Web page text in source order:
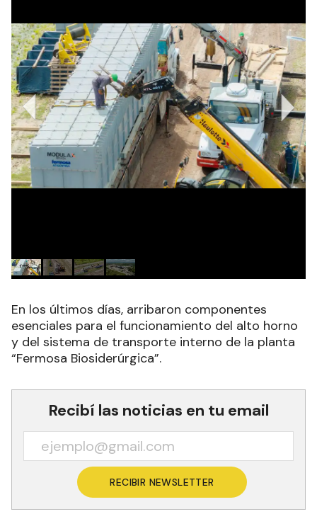
En los últimos días, arribaron componentes
esenciales para el funcionamiento del alto horno
y del sistema de transporte interno de la planta
“Fermosa Biosiderúrgica”.
Recibí las noticias en tu email
RECIBIR NEWSLETTER